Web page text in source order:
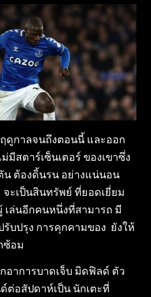
ดูกาลจนถึงตอนนี้ และออก
มีสตาร์เซ็นเตอร์ ของเขาซึ่ง
น ต้องดิ้นรน อย่างแน่นอน
ะเป็นสินทรัพย์ ที่ยอดเยี่ยม
เล่นอีกคนหนึ่งที่สามารถ มี
บปรุง การคุกคามของ ยังให้
ซ้อม
อาการบาดเจ็บ มิดฟิลด์ ตัว
ต่อสัปดาห์เป็น นักเตะที่